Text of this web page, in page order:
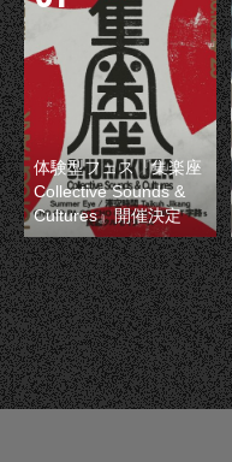
体験型フェス『集楽座
Collective Sounds &
Cultures』開催決定